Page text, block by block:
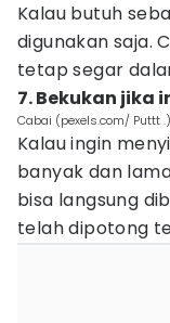
Kalau butuh
digunakan saja.
tetap segar
7. Bekukan jika
Cabai (pexels.com/ Puttt .)
Kalau ingin
banyak dan
bisa langsung
telah dipotong